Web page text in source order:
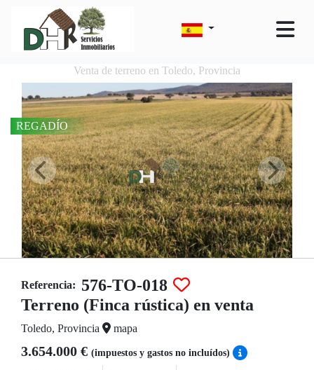
Venta de terreno en Toledo, Provincia
REGADÍO
Referencia: 576-TO-018
Terreno (Finca rústica) en venta
Toledo, Provincia mapa
3.654.000 € (impuestos y gastos no incluídos)